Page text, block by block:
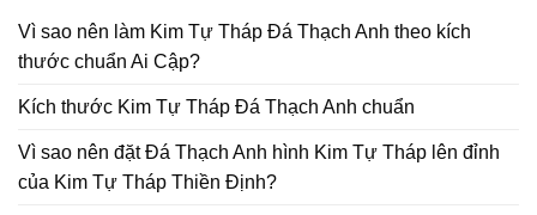
Vì sao nên làm Kim Tự Tháp Đá Thạch Anh theo kích
thước chuẩn Ai Cập?
Kích thước Kim Tự Tháp Đá Thạch Anh chuẩn
Vì sao nên đặt Đá Thạch Anh hình Kim Tự Tháp lên đỉnh
của Kim Tự Tháp Thiền Định?